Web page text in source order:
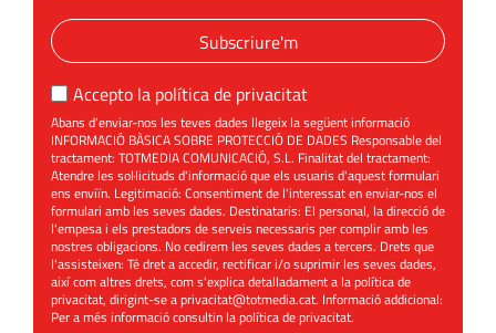
Subscriure'm
Accepto la política de privacitat
Abans d'enviar-nos les teves dades llegeix la següent informació
INFORMACIÓ BÀSICA SOBRE PROTECCIÓ DE DADES Responsable del
tractament: TOTMEDIA COMUNICACIÓ, S.L. Finalitat del tractament:
Atendre les sol·licituds d'informació que els usuaris d'aquest formulari
ens enviïn. Legitimació: Consentiment de l'interessat en enviar-nos el
formulari amb les seves dades. Destinataris: El personal, la direcció de
l'empesa i els prestadors de serveis necessaris per complir amb les
nostres obligacions. No cedirem les seves dades a tercers. Drets que
l'assisteixen: Té dret a accedir, rectificar i/o suprimir les seves dades,
així com altres drets, com s'explica detalladament a la política de
privacitat, dirigint-se aprivacitat@totmedia.cat. Informació addicional:
Per a més informació consultin lapolítica de privacitat.